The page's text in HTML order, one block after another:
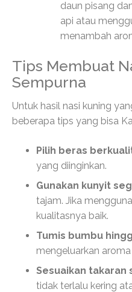
daun pisang
api atau
menambah
Tips Membuat
Sempurna
Untuk hasil nasi kuning
beberapa tips yang bisa
Pilih beras
yang diinginkan.
Gunakan kunyit
tajam. Jika
kualitasnya baik.
Tumis bumbu
mengeluarkan
Sesuaikan takaran
tidak terlalu kering